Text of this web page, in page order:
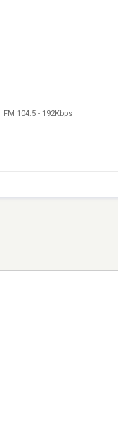
FM 104.5- 192Kbps